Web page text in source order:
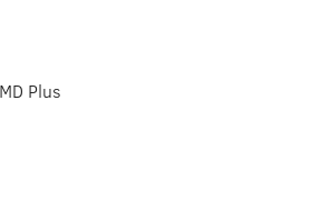
Plus